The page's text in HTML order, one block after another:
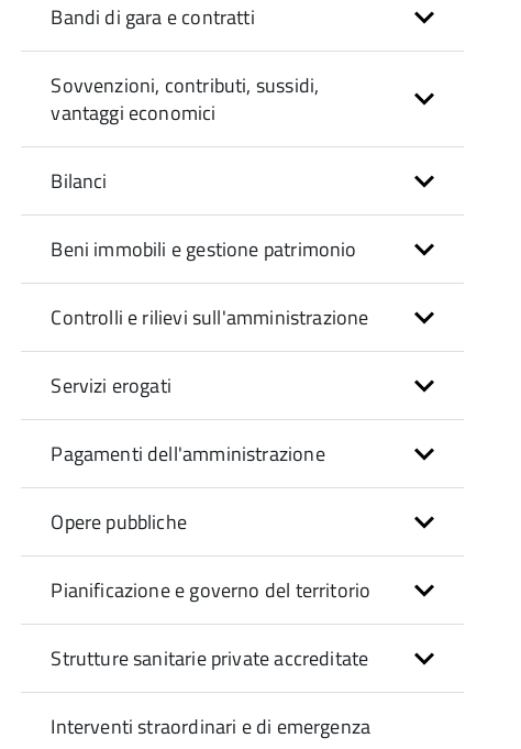
Bandi di gara e contratti
Sovvenzioni, contributi, sussidi,
vantaggi economici
Bilanci
Beni immobili e gestione patrimonio
Controlli e rilievi sull'amministrazione
Servizi erogati
Pagamenti dell'amministrazione
Opere pubbliche
Pianificazione e governo del territorio
Strutture sanitarie private accreditate
Interventi straordinari e di emergenza